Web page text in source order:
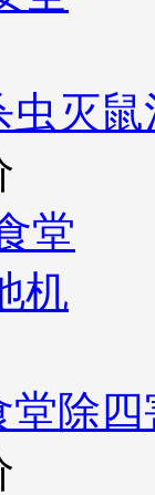
灭
堂除